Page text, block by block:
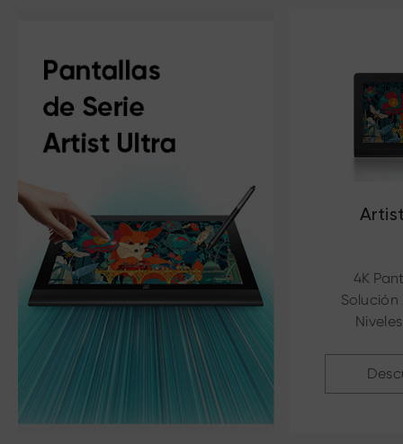
4K
Solución